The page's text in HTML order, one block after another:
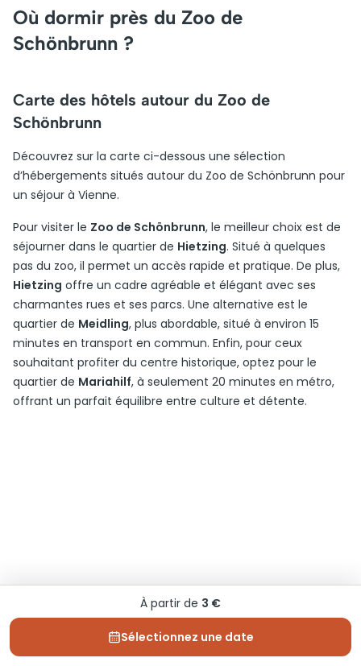
Où dormir près du Zoo de
Schönbrunn ?
Carte des hôtels autour du Zoo de
Schönbrunn
Découvrez sur la carte ci-dessous une sélection
d’hébergements situés autour du Zoo de Schönbrunn pour
un séjour à Vienne.
Pour visiter le Zoo de Schönbrunn, le meilleur choix est de
séjourner dans le quartier de Hietzing. Situé à quelques
pas du zoo, il permet un accès rapide et pratique. De plus,
Hietzing offre un cadre agréable et élégant avec ses
charmantes rues et ses parcs. Une alternative est le
quartier de Meidling, plus abordable, situé à environ 15
minutes en transport en commun. Enfin, pour ceux
souhaitant profiter du centre historique, optez pour le
quartier de Mariahilf, à seulement 20 minutes en métro,
offrant un parfait équilibre entre culture et détente.
À partir de 3 €
Sélectionnez une date